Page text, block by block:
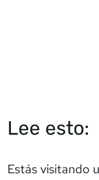
Lee esto:
Estás visitando